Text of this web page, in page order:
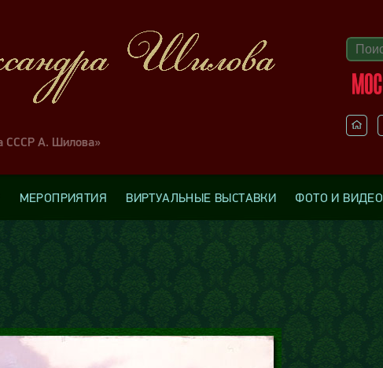
СССР А. Шилова»
МЕРОПРИЯТИЯ ВИРТУАЛЬНЫЕ ВЫСТАВКИ ФОТО И ВИДЕО